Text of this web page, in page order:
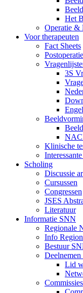
Het
Operatie &
Voor therapeuten
Fact Sheets
3S
Klinische
Scholing
Discussie
Cursussen
Congressen
JSES
Literatuur
Informatie SNN
Regionale
Info
Bestuur
Lid
Commissies